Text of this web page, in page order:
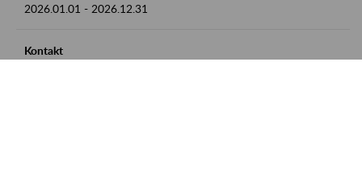
2026.01.01 - 2026.12.31
Kontakt